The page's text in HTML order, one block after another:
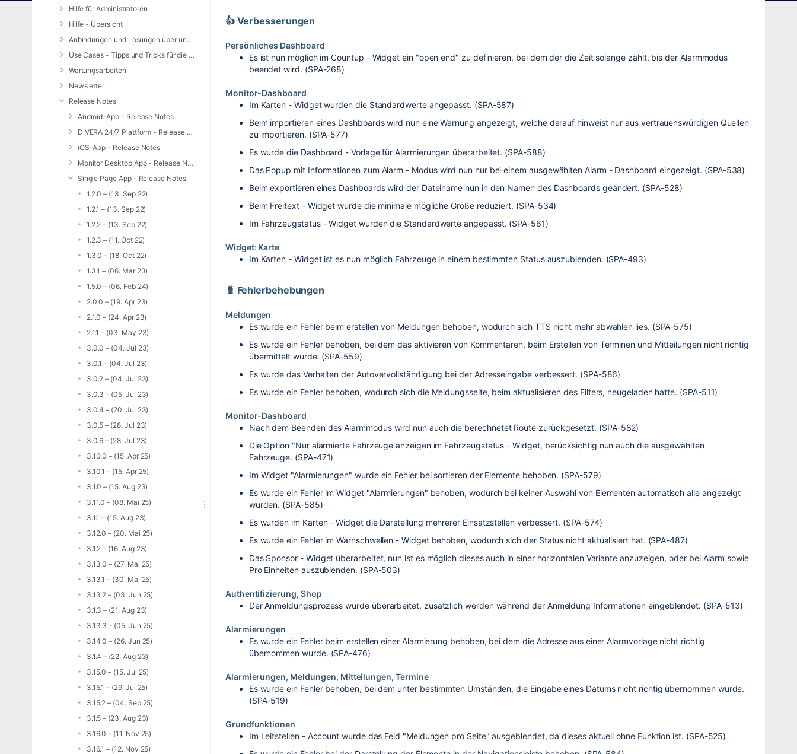
Hilfe für Administratoren
Hilfe - Übersicht
Anbindungen und Lösungen über unsere Web-Schnittstelle (REST-API)
Use Cases - Tipps und Tricks für die Anwendung von DIVERA 24/7
Wartungsarbeiten
Newsletter
Release Notes
Android-App - Release Notes
DIVERA 24/7 Plattform - Release Notes
iOS-App - Release Notes
Monitor Desktop App - Release Notes
Single Page App - Release Notes
1.2.0 – (13. Sep 22)
1.2.1 – (13. Sep 22)
1.2.2 – (13. Sep 22)
1.2.3 – (11. Oct 22)
1.3.0 – (18. Oct 22)
1.3.1 – (06. Mar 23)
1.5.0 – (06. Feb 24)
2.0.0 – (19. Apr 23)
2.1.0 – (24. Apr 23)
2.1.1 – (03. May 23)
3.0.0 – (04. Jul 23)
3.0.1 – (04. Jul 23)
3.0.2 – (04. Jul 23)
3.0.3 – (05. Jul 23)
3.0.4 – (20. Jul 23)
3.0.5 – (28. Jul 23)
3.0.6 – (28. Jul 23)
3.10.0 – (15. Apr 25)
3.10.1 – (15. Apr 25)
3.1.0 – (15. Aug 23)
3.11.0 – (08. Mai 25)
3.1.1 – (15. Aug 23)
3.12.0 – (20. Mai 25)
3.1.2 – (16. Aug 23)
3.13.0 – (27. Mai 25)
3.13.1 – (30. Mai 25)
3.13.2 – (03. Jun 25)
3.1.3 – (21. Aug 23)
3.13.3 – (05. Jun 25)
3.14.0 – (26. Jun 25)
3.1.4 – (22. Aug 23)
3.15.0 – (15. Jul 25)
3.15.1 – (29. Jul 25)
3.15.2 – (04. Sep 25)
3.1.5 – (23. Aug 23)
3.16.0 – (11. Nov 25)
3.16.1 – (12. Nov 25)
👍 Verbesserungen
Persönliches Dashboard
Es ist nun möglich im Countup - Widget ein "open end" zu definieren, bei dem der die Zeit solange zählt, bis der Alarmmodus
beendet wird. (SPA-268)
Monitor-Dashboard
Im Karten - Widget wurden die Standardwerte angepasst. (SPA-587)
Beim importieren eines Dashboards wird nun eine Warnung angezeigt, welche darauf hinweist nur aus vertrauenswürdigen Quellen
zu importieren. (SPA-577)
Es wurde die Dashboard - Vorlage für Alarmierungen überarbeitet. (SPA-588)
Das Popup mit Informationen zum Alarm - Modus wird nun nur bei einem ausgewählten Alarm - Dashboard eingezeigt. (SPA-538)
Beim exportieren eines Dashboards wird der Dateiname nun in den Namen des Dashboards geändert. (SPA-528)
Beim Freitext - Widget wurde die minimale mögliche Größe reduziert. (SPA-534)
Im Fahrzeugstatus - Widget wurden die Standardwerte angepasst. (SPA-561)
Widget: Karte
Im Karten - Widget ist es nun möglich Fahrzeuge in einem bestimmten Status auszublenden. (SPA-493)
🐛 Fehlerbehebungen
Meldungen
Es wurde ein Fehler beim erstellen von Meldungen behoben, wodurch sich TTS nicht mehr abwählen lies. (SPA-575)
Es wurde ein Fehler behoben, bei dem das aktivieren von Kommentaren, beim Erstellen von Terminen und Mitteilungen nicht richtig
übermittelt wurde. (SPA-559)
Es wurde das Verhalten der Autovervollständigung bei der Adresseingabe verbessert. (SPA-586)
Es wurde ein Fehler behoben, wodurch sich die Meldungsseite, beim aktualisieren des Filters, neugeladen hatte. (SPA-511)
Monitor-Dashboard
Nach dem Beenden des Alarmmodus wird nun auch die berechnetet Route zurückgesetzt. (SPA-582)
Die Option "Nur alarmierte Fahrzeuge anzeigen im Fahrzeugstatus - Widget, berücksichtig nun auch die ausgewählten
Fahrzeuge. (SPA-471)
Im Widget "Alarmierungen" wurde ein Fehler bei sortieren der Elemente behoben. (SPA-579)
Es wurde ein Fehler im Widget "Alarmierungen" behoben, wodurch bei keiner Auswahl von Elementen automatisch alle angezeigt
wurden. (SPA-585)
Es wurden im Karten - Widget die Darstellung mehrerer Einsatzstellen verbessert. (SPA-574)
Es wurde ein Fehler im Warnschwellen - Widget behoben, wodurch sich der Status nicht aktualisiert hat. (SPA-487)
Das Sponsor - Widget überarbeitet, nun ist es möglich dieses auch in einer horizontalen Variante anzuzeigen, oder bei Alarm sowie
Pro Einheiten auszublenden. (SPA-503)
Authentifizierung, Shop
Der Anmeldungsprozess wurde überarbeitet, zusätzlich werden während der Anmeldung Informationen eingeblendet. (SPA-513)
Alarmierungen
Es wurde ein Fehler beim erstellen einer Alarmierung behoben, bei dem die Adresse aus einer Alarmvorlage nicht richtig
übernommen wurde. (SPA-476)
Alarmierungen, Meldungen, Mitteilungen, Termine
Es wurde ein Fehler behoben, bei dem unter bestimmten Umständen, die Eingabe eines Datums nicht richtig übernommen wurde.
(SPA-519)
Grundfunktionen
Im Leitstellen - Account wurde das Feld "Meldungen pro Seite" ausgeblendet, da dieses aktuell ohne Funktion ist. (SPA-525)